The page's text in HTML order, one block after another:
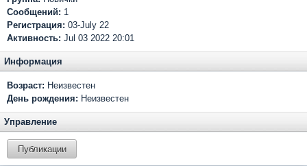
Сообщений: 1
Регистрация: 03-July 22
Активность: Jul 03 2022 20:01
Информация
Возраст: Неизвестен
День рождения: Неизвестен
Управление
Публикации